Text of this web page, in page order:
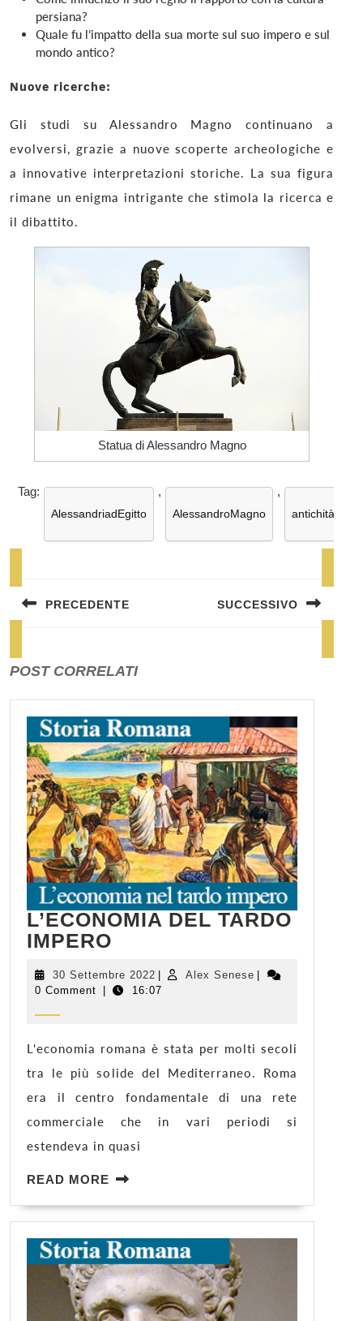
persiana?
Quale fu l’impatto della sua morte sul suo impero e sul
mondo antico?
Nuove ricerche:
Gli studi su Alessandro Magno continuano a
evolversi, grazie a nuove scoperte archeologiche e
a innovative interpretazioni storiche. La sua figura
rimane un enigma intrigante che stimola la ricerca e
il dibattito.
Statua di Alessandro Magno
Tag:
AlessandriadEgitto
,
AlessandroMagno
,
antichità
PRECEDENTE SUCCESSIVO
POST CORRELATI
L’ECONOMIA DEL TARDO
IMPERO
TARDO
IMPERO
30 Settembre 2022 30
Settembre
Alex Senese Alex
0 Comment
16:07
L'economia romana è stata per molti secoli
tra le più solide del Mediterraneo. Roma
era il centro fondamentale di una rete
commerciale che in vari periodi si
estendeva in quasi
READ MORE READ